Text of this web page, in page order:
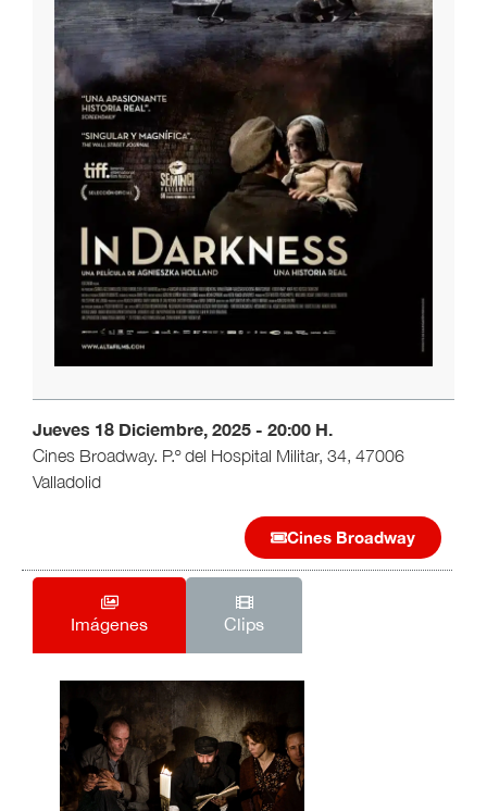
Jueves 18 Diciembre, 2025 - 20:00 H.
Cines Broadway. P.º del Hospital Militar, 34, 47006
Valladolid
Cines Broadway
Imágenes Clips